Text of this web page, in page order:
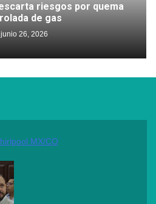
riesgos por quema
de gas
26, 2026